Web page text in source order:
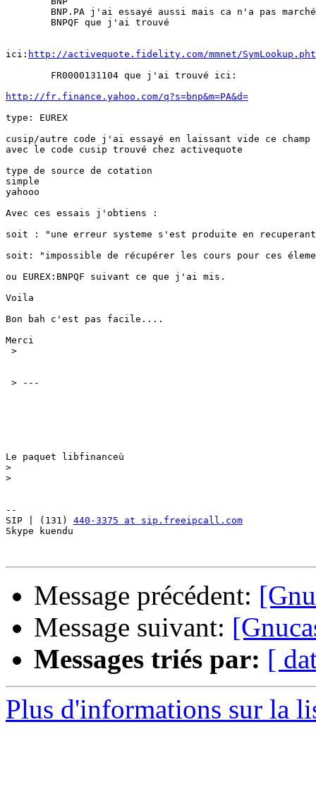
ici: http://activequote.fidelity.com/mmnet/
http://fr.finance.yahoo.com/q?s=bnp&m=PA&d=
type: EUREX
cusip/autre code j'ai essayé en laissant vide ce
avec le code cusip trouvé chez activequote
type de source de cotation
simple
yahooo
Avec ces essais j'obtiens :
soit : "une erreur systeme s'est produite en
soit: "impossible de récupérer les cours pour ces
ou EUREX:BNPQF suivant ce que j'ai mis.
Voila
Bon bah c'est pas facile....
Merci
>
> ---
Le paquet libfinanceù
>
>
--
SIP | (131) 440-3375 at sip.freeipcall.com
Skype kuendu
Message précédent:
Message suivant:
Messages triés par: [
Plus d'informations sur la